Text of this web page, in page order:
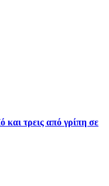
και τρεις από γρίπη σε